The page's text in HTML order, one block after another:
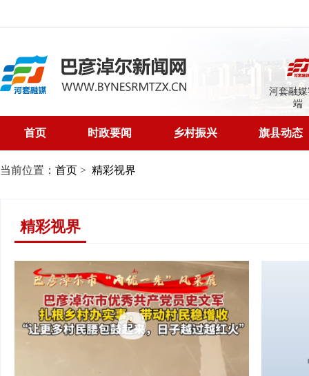
河套融
端
首页 时政要闻 乡村振兴 旗县动态
当前位置： 首页 > 精彩视界
精彩视界